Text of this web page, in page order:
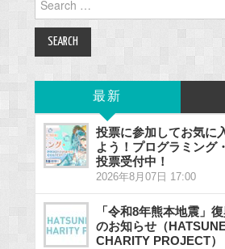
for:
最新
投票に参加してお気に
よう！プログラミング
投票受付中！
2026年8月07日 17:00
「令和8年熊本地震」
のお知らせ（
CHARITY PROJECT）